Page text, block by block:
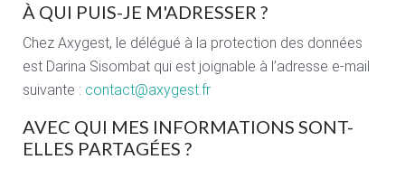
À QUI PUIS-JE M'ADRESSER ?
Chez Axygest, le délégué à la protection des données
est Darina Sisombat qui est joignable à l’adresse e-mail
suivante : contact@axygest.fr
AVEC QUI MES INFORMATIONS SONT-
ELLES PARTAGÉES ?